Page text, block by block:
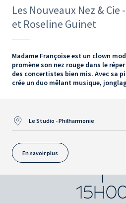
Les Nouveaux Nez & Cie
et Roseline Guinet
Madame Françoise est un clown
promène son nez rouge dans le
des concertistes bien mis. Avec sa
crée un duo mêlant musique,
Le Studio - Philharmonie
En savoir plus